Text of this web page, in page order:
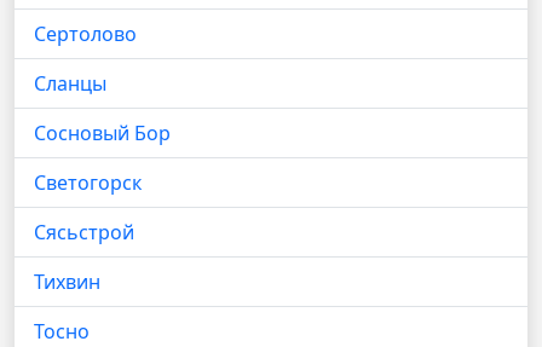
Сертолово
Сланцы
Сосновый Бор
Светогорск
Сясьстрой
Тихвин
Тосно